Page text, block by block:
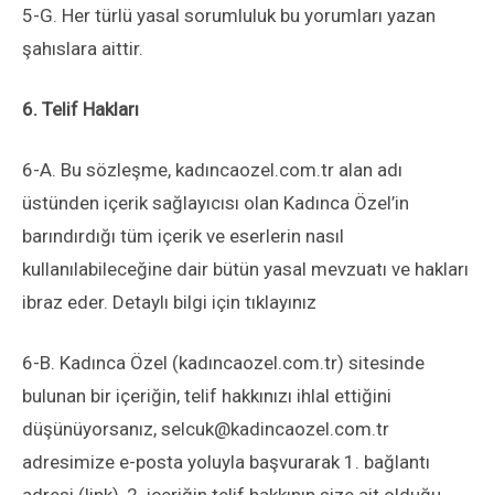
5-G. Her türlü yasal sorumluluk bu yorumları yazan
şahıslara aittir.
6. Telif Hakları
6-A. Bu sözleşme, kadıncaozel.com.tr alan adı
üstünden içerik sağlayıcısı olan Kadınca Özel’in
barındırdığı tüm içerik ve eserlerin nasıl
kullanılabileceğine dair bütün yasal mevzuatı ve hakları
ibraz eder. Detaylı bilgi için tıklayınız
6-B. Kadınca Özel (kadıncaozel.com.tr) sitesinde
bulunan bir içeriğin, telif hakkınızı ihlal ettiğini
düşünüyorsanız, selcuk@kadincaozel.com.tr
adresimize e-posta yoluyla başvurarak 1. bağlantı